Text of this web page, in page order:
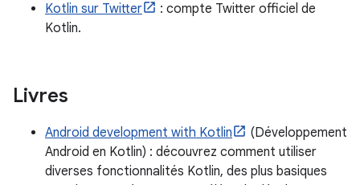
Kotlin sur Twitter
: compte Twitter officiel de
Kotlin.
Livres
Android development with Kotlin
(Développement
Android en Kotlin) : découvrez comment utiliser
diverses fonctionnalités Kotlin, des plus basiques